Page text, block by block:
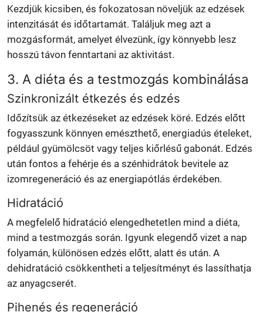
Kezdjük kicsiben, és fokozatosan növeljük az edzések
intenzitását és időtartamát. Találjuk meg azt a
mozgásformát, amelyet élvezünk, így könnyebb lesz
hosszú távon fenntartani az aktivitást.
3. A diéta és a testmozgás kombinálása
Szinkronizált étkezés és edzés
Időzítsük az étkezéseket az edzések köré. Edzés előtt
fogyasszunk könnyen emészthető, energiadús ételeket,
például gyümölcsöt vagy teljes kiőrlésű gabonát. Edzés
után fontos a fehérje és a szénhidrátok bevitele az
izomregeneráció és az energiapótlás érdekében.
Hidratáció
A megfelelő hidratáció elengedhetetlen mind a diéta,
mind a testmozgás során. Igyunk elegendő vizet a nap
folyamán, különösen edzés előtt, alatt és után. A
dehidratáció csökkentheti a teljesítményt és lassíthatja
az anyagcserét.
Pihenés és regeneráció